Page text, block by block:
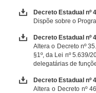
Decreto Estadual nº
Dispõe sobre o
Decreto Estadual nº
Altera o Decreto nº
§1º, da Lei nº 5.639/
delegatárias de
Decreto Estadual nº
Altera o Decreto nº